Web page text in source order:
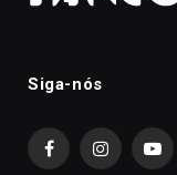
Siga-nós
FacebookInstagram